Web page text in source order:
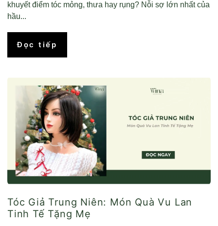
khuyết điểm tóc mỏng, thưa hay rụng? Nỗi sợ lớn nhất của
hầu...
Đọc tiếp
Tóc Giả Trung Niên: Món Quà Vu Lan
Tinh Tế Tặng Mẹ